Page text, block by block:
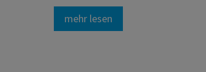
mehr lesen